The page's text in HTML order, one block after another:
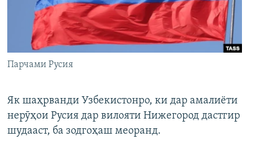
Парчами Русия
Як шаҳрванди Узбекистонро, ки дар амалиёти
нерӯҳои Русия дар вилояти Нижегород дастгир
шудааст, ба зодгоҳаш меоранд.